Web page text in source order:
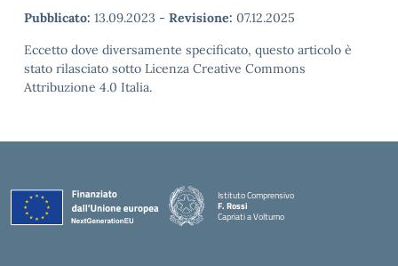
Pubblicato: 13.09.2023 - Revisione: 07.12.2025
Eccetto dove diversamente specificato, questo articolo è
stato rilasciato sotto Licenza Creative Commons
Attribuzione 4.0 Italia.
Istituto Comprensivo
F. Rossi
Capriati a Volturno
— Visita la pagina iniziale della scuola